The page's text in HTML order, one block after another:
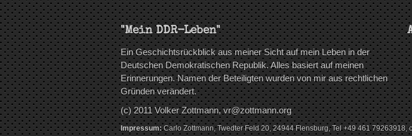
"Mein DDR-Leben"
Ein Geschichtsrückblick aus meiner Sicht auf mein Leben in der
Deutschen Demokratischen Republik. Alles basiert auf meinen
Erinnerungen. Namen der Beteiligten wurden von mir aus rechtlichen
Gründen verändert.
(c) 2011 Volker Zottmann, vr@zottmann.org
Impressum:Carlo Zottmann, Twedter Feld 20, 24944 Flensburg, Tel +49 461 79263918,